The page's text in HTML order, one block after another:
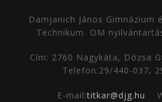
Damjanich János Gimnázium
Technikum
OM
Cím: 2760 Nagykáta,
Telefon:29/440-037,
E-mail:titkar@djg.hu